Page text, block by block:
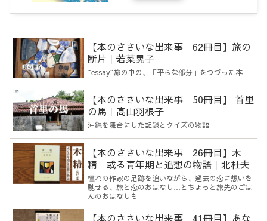
【本のささいな出来事 62冊目】旅の
断片｜若菜晃子
~essay~旅の中の、「平らな部分」をつづった本
【本のささいな出来事 50冊目】 首里
の馬｜高山羽根子
沖縄を舞台にした記録とクイズの物語
【本のささいな出来事 26冊目】木
精 或る青年期と追想の物語｜北杜夫
憧れの作家の足跡を追いながら、過去の恋に想いを
馳せる、旅と恋のおはなし…とちょっと旅先のごは
んのおはなしも
【本のささいな出来事 41冊目】あな